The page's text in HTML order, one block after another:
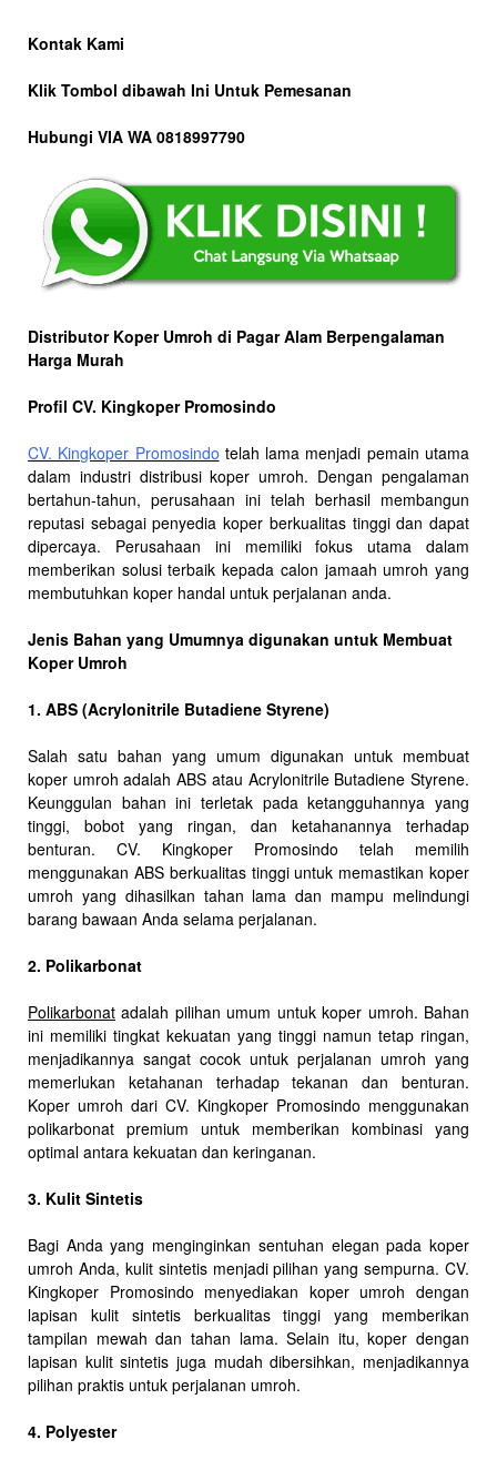
Kontak Kami
Klik Tombol dibawah Ini Untuk Pemesanan
Hubungi VIA WA 0818997790
Distributor Koper Umroh di Pagar Alam Berpengalaman
Harga Murah
Profil CV. Kingkoper Promosindo
CV. Kingkoper Promosindo telah lama menjadi pemain utama
dalam industri distribusi koper umroh. Dengan pengalaman
bertahun-tahun, perusahaan ini telah berhasil membangun
reputasi sebagai penyedia koper berkualitas tinggi dan dapat
dipercaya. Perusahaan ini memiliki fokus utama dalam
memberikan solusi terbaik kepada calon jamaah umroh yang
membutuhkan koper handal untuk perjalanan anda.
Jenis Bahan yang Umumnya digunakan untuk Membuat
Koper Umroh
1. ABS (Acrylonitrile Butadiene Styrene)
Salah satu bahan yang umum digunakan untuk membuat
koper umroh adalah ABS atau Acrylonitrile Butadiene Styrene.
Keunggulan bahan ini terletak pada ketangguhannya yang
tinggi, bobot yang ringan, dan ketahanannya terhadap
benturan. CV. Kingkoper Promosindo telah memilih
menggunakan ABS berkualitas tinggi untuk memastikan koper
umroh yang dihasilkan tahan lama dan mampu melindungi
barang bawaan Anda selama perjalanan.
2. Polikarbonat
Polikarbonat adalah pilihan umum untuk koper umroh. Bahan
ini memiliki tingkat kekuatan yang tinggi namun tetap ringan,
menjadikannya sangat cocok untuk perjalanan umroh yang
memerlukan ketahanan terhadap tekanan dan benturan.
Koper umroh dari CV. Kingkoper Promosindo menggunakan
polikarbonat premium untuk memberikan kombinasi yang
optimal antara kekuatan dan keringanan.
3. Kulit Sintetis
Bagi Anda yang menginginkan sentuhan elegan pada koper
umroh Anda, kulit sintetis menjadi pilihan yang sempurna. CV.
Kingkoper Promosindo menyediakan koper umroh dengan
lapisan kulit sintetis berkualitas tinggi yang memberikan
tampilan mewah dan tahan lama. Selain itu, koper dengan
lapisan kulit sintetis juga mudah dibersihkan, menjadikannya
pilihan praktis untuk perjalanan umroh.
4. Polyester